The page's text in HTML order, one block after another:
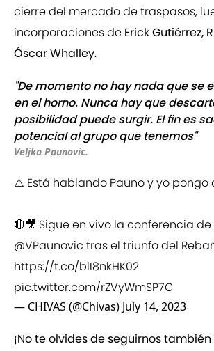
cierre del mercado de traspasos,
incorporaciones de Erick Gutiérrez,
Óscar Whalley.
"De momento no hay nada que se
en el horno. Nunca hay que
posibilidad puede surgir. El fin es
potencial al grupo que tenemos"
Veljko Paunovic.
⚠️ Está hablando Pauno y yo pongo
🔴🎥 Sigue en vivo la conferencia
@VPaunovic tras el triunfo del
https://t.co/blI8nkHK02
pic.twitter.com/rZVyWmSP7C
— CHIVAS (@Chivas) July 14, 2023
¡No te olvides de seguirnos